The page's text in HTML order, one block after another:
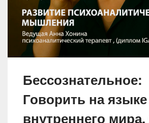
Бессознательное:
Говорить на языке
внутреннего